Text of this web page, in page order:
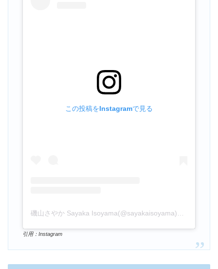
この投稿をInstagramで見る
引用：Instagram